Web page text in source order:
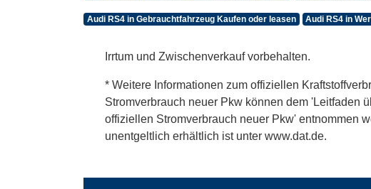
Audi RS4 in Gebrauchtfahrzeug Kaufen oder leasen Audi RS4 in
Irrtum und Zwischenverkauf vorbehalten.
* Weitere Informationen zum offiziellen
Stromverbrauch neuer Pkw können dem 'Leitfaden
offiziellen Stromverbrauch neuer Pkw' entnommen
unentgeltlich erhältlich ist unter www.dat.de.